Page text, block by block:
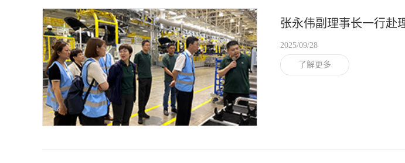
张永伟副理事长一行赴
2025/09/28
了解更多